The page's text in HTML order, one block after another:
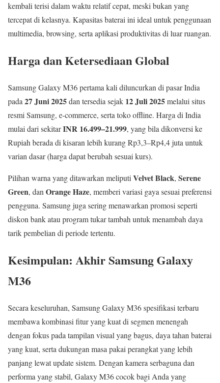
kembali terisi dalam waktu relatif cepat, meski bukan yang
tercepat di kelasnya. Kapasitas baterai ini ideal untuk penggunaan
multimedia, browsing, serta aplikasi produktivitas di luar ruangan.
Harga dan Ketersediaan Global
Samsung Galaxy M36 pertama kali diluncurkan di pasar India
pada 27 Juni 2025dan tersedia sejak 12 Juli 2025melalui situs
resmi Samsung, e-commerce, serta toko offline. Harga di India
mulai dari sekitarINR 16.499–21.999, yang bila dikonversi ke
Rupiah berada di kisaran lebih kurang Rp3,3–Rp4,4 juta untuk
varian dasar (harga dapat berubah sesuai kurs).
Pilihan warna yang ditawarkan meliputi Velvet Black, Serene
Green, dan Orange Haze, memberi variasi gaya sesuai preferensi
pengguna. Samsung juga sering menawarkan promosi seperti
diskon bank atau program tukar tambah untuk menambah daya
tarik pembelian di periode tertentu.
Kesimpulan: Akhir Samsung Galaxy
M36
Secara keseluruhan, Samsung Galaxy M36 spesifikasi terbaru
membawa kombinasi fitur yang kuat di segmen menengah
dengan fokus pada tampilan visual yang bagus, daya tahan baterai
yang kuat, serta dukungan masa pakai perangkat yang lebih
panjang lewat update sistem. Dengan kamera serbaguna dan
performa yang stabil, Galaxy M36 cocok bagi Anda yang